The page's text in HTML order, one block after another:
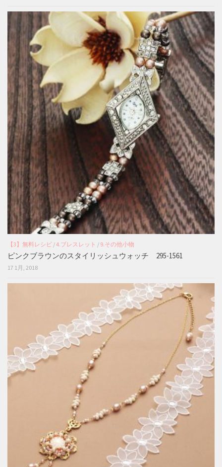
【3】無料レシピ /4.ブレスレット / 9.その他小物
ピンクブラウンのスタイリッシュウォッチ 295-1561
17 1月, 2018